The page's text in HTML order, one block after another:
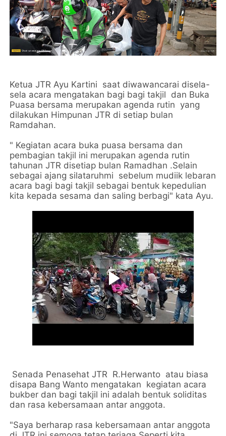
Ketua JTR Ayu Kartini saat diwawancarai disela-
sela acara mengatakan bagi bagi takjil dan Buka
Puasa bersama merupakan agenda rutin yang
dilakukan Himpunan JTR di setiap bulan
Ramdahan.
" Kegiatan acara buka puasa bersama dan
pembagian takjil ini merupakan agenda rutin
tahunan JTR disetiap bulan Ramadhan .Selain
sebagai ajang silataruhmi sebelum mudiik lebaran
acara bagi bagi takjil sebagai bentuk kepedulian
kita kepada sesama dan saling berbagi" kata Ayu.
Senada Penasehat JTR R.Herwanto atau biasa
disapa Bang Wanto mengatakan kegiatan acara
bukber dan bagi takjil ini adalah bentuk soliditas
dan rasa kebersamaan antar anggota.
"Saya berharap rasa kebersamaan antar anggota